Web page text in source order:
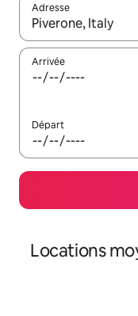
Adresse
Lorsque les
Arrivée
Départ
Locations